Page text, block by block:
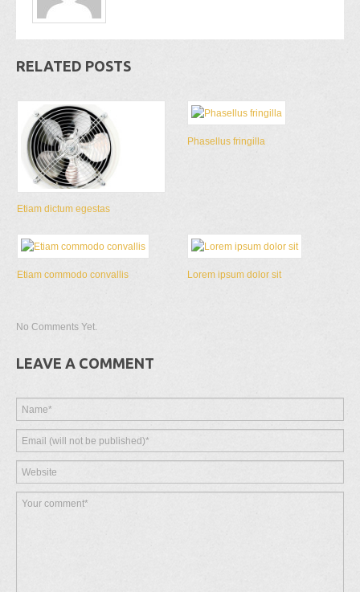
RELATED POSTS
Etiam dictum egestas
Phasellus fringilla
Etiam commodo convallis Lorem ipsum dolor sit
No Comments Yet.
LEAVE A COMMENT